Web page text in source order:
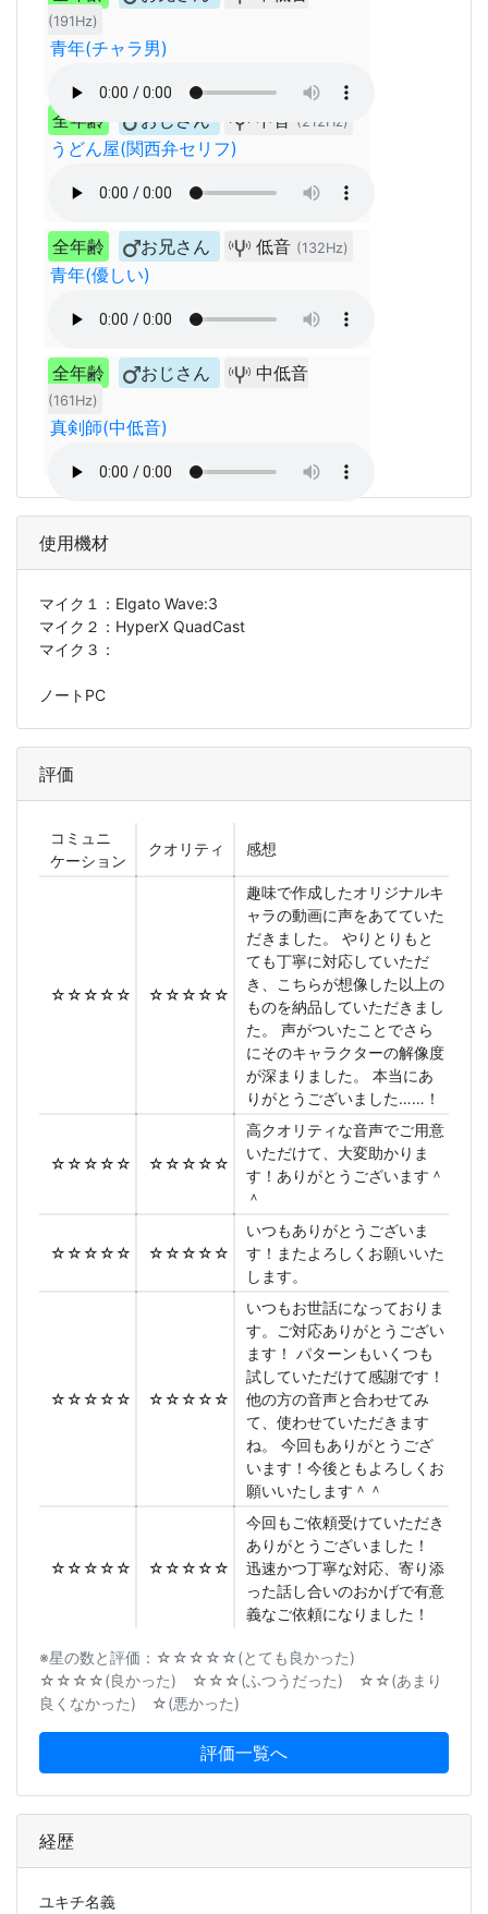
(191Hz)
青年(チャラ男)
全年齢 おじさん 中音 (212Hz)
うどん屋(関西弁セリフ)
全年齢 お兄さん 低音 (132Hz)
青年(優しい)
全年齢 おじさん 中低音
(161Hz)
真剣師(中低音)
使用機材
マイク１： Elgato Wave:3
マイク２： HyperX QuadCast
マイク３：
ノートPC
評価
コミュニ
ケーション
クオリティ 感想
☆☆☆☆☆ ☆☆☆☆☆
趣味で作成したオリジナルキ
ャラの動画に声をあてていた
だきました。 やりとりもと
ても丁寧に対応していただ
き、こちらが想像した以上の
ものを納品していただきまし
た。 声がついたことでさら
にそのキャラクターの解像度
が深まりました。 本当にあ
りがとうございました……！
☆☆☆☆☆ ☆☆☆☆☆
高クオリティな音声でご用意
いただけて、大変助かりま
す！ありがとうございます＾
＾
☆☆☆☆☆ ☆☆☆☆☆
いつもありがとうございま
す！またよろしくお願いいた
します。
☆☆☆☆☆ ☆☆☆☆☆
いつもお世話になっておりま
す。ご対応ありがとうござい
ます！ パターンもいくつも
試していただけて感謝です！
他の方の音声と合わせてみ
て、使わせていただきます
ね。 今回もありがとうござ
います！今後ともよろしくお
願いいたします＾＾
☆☆☆☆☆ ☆☆☆☆☆
今回もご依頼受けていただき
ありがとうございました！
迅速かつ丁寧な対応、寄り添
った話し合いのおかげで有意
義なご依頼になりました！
※星の数と評価：☆☆☆☆☆(とても良かった)
☆☆☆☆(良かった) ☆☆☆(ふつうだった) ☆☆(あまり
良くなかった) ☆(悪かった)
評価一覧へ
経歴
ユキチ名義